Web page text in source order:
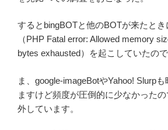
するとbingBOTと他のBOTが来たと
（PHP Fatal error: Allowed memory
bytes exhausted）を起こしていたので
ま、google-imageBotやYahoo! Slurp
ますけど頻度が圧倒的に少なかった
外しています。